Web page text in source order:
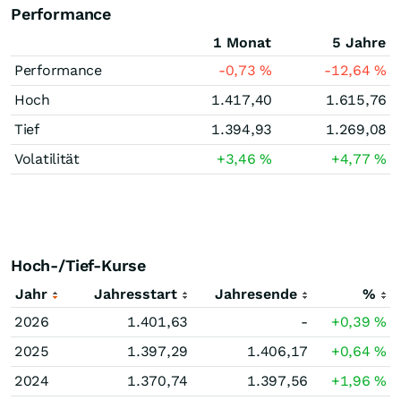
Performance
1 Monat
5 Jahre
Performance
-0,73% -12,64%
Hoch
1.417,40
1.615,76
Tief
1.394,93
1.269,08
Volatilität
+3,46% +4,77%
Hoch-/Tief-Kurse
Jahr Jahresstart Jahresende
%
2026
1.401,63 - +0,39%
2025
1.397,29 1.406,17 +0,64%
2024
1.370,74 1.397,56 +1,96%